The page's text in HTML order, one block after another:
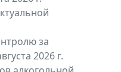
за
2026 г.